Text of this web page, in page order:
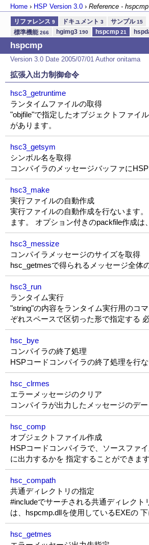
Home › HSP Version 3.0 › Reference - hspcmp
リファレンス 9 ドキュメント 3 サンプル15
標準機能266 hgimg3 190 hspcmp 21
hspcmp
Version 3.0 Date 2005/07/01 Author onitama
拡張入出力制御命令
hsc3_getruntime
ランタイムファイルの取得
"objfile"で指定したオブジェクトファイ
があります。
hsc3_getsym
シンボル名を取得
コンパイラのメッセージバッファに
hsc3_make
実行ファイルの自動作成
実行ファイルの自動作成を行ないます
ます。 オプション付きのpackfile作成は
hsc3_messize
コンパイラメッセージのサイズを取得
hsc_getmesで得られるメッセージ全体
hsc3_run
ランタイム実行
"string"の内容をランタイム実行用のコ
ぞれスペースで区切った形で指定する
hsc_bye
コンパイラの終了処理
HSPコードコンパイラの終了処理を行
hsc_clrmes
エラーメッセージのクリア
コンパイラが出力したメッセージのデ
hsc_comp
オブジェクトファイル作成
HSPコードコンパイラで、ソースファ
に出力するかを 指定することができます
hsc_compath
共通ディレクトリの指定
#includeでサーチされる共通ディレク
は、hspcmp.dllを使用しているEXEの
hsc_getmes